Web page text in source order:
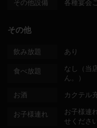
その他設備 各種宴会
その他
飲み放題 あり
食べ放題
なし（当
ん。）
お酒 カクテル
お子様連れ
お子様連
せくださ